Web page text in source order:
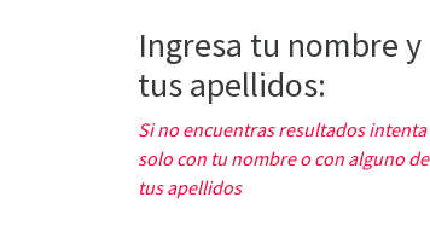
Ingresa tu nombre y
tus apellidos:
Si no encuentras resultados intenta
solo con tu nombre o con alguno de
tus apellidos